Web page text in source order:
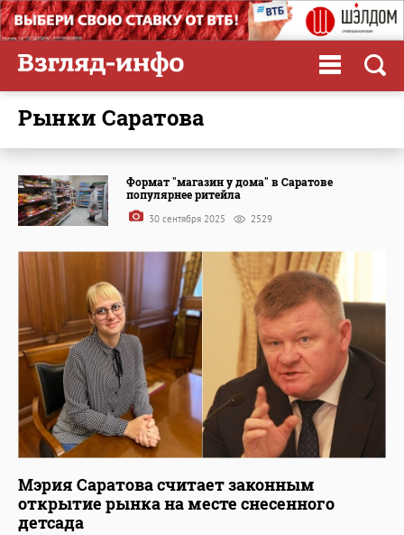
рынки Саратова
Формат "магазин у дома" в Саратове
популярнее ритейла
30 сентября 2025 2529
Мэрия Саратова считает законным
открытие рынка на месте снесенного
детсада